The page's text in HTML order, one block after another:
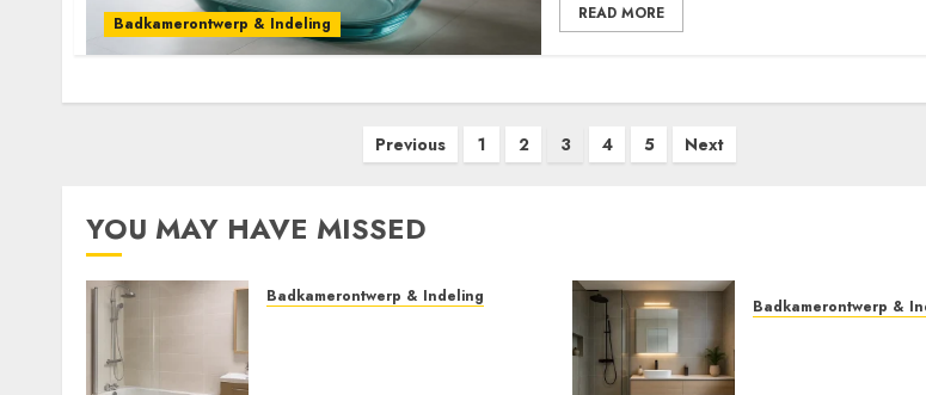
Badkamerontwerp & Indeling
READ MORE
Previous 1 2 3 4 5 Next
YOU MAY HAVE MISSED
Badkamerontwerp & Indeling Badkamerontwerp &